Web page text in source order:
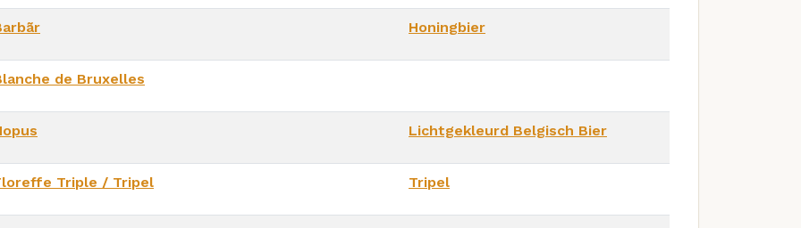
Honingbier
de Bruxelles
Lichtgekleurd Belgisch Bier
Triple / Tripel Tripel